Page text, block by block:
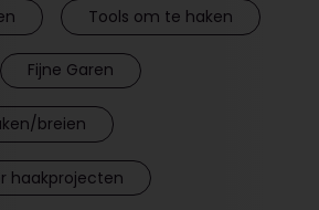
Tools om te haken
Fijne Garen
breien
haakprojecten